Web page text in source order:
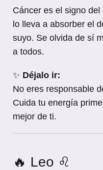
Cáncer es el signo
lo lleva a absorber el
suyo. Se olvida de sí
a todos.
✨ Déjalo ir:
No eres responsable
Cuida tu energía
mejor de ti.
🔥 Leo ♌